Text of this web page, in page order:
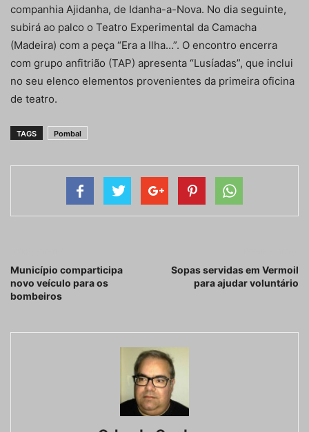
companhia Ajidanha, de Idanha-a-Nova. No dia seguinte,
subirá ao palco o Teatro Experimental da Camacha
(Madeira) com a peça “Era a Ilha…”. O encontro encerra
com grupo anfitrião (TAP) apresenta “Lusíadas”, que inclui
no seu elenco elementos provenientes da primeira oficina
de teatro.
TAGS Pombal
Município comparticipa
novo veículo para os
bombeiros
Sopas servidas em Vermoil
para ajudar voluntário